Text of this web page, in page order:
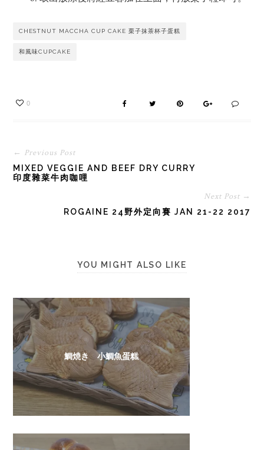
CHESTNUT MACCHA CUP CAKE 栗子抹茶杯子蛋糕
和風味CUPCAKE
0
← Previous Post
MIXED VEGGIE AND BEEF DRY CURRY
印度雜菜牛肉咖哩
Next Post →
ROGAINE 24野外定向賽 JAN 21-22 2017
YOU MIGHT ALSO LIKE
鯛焼き 小鯛魚蛋糕